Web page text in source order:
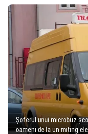
Şoferul unui microbuz
oameni de la un miting